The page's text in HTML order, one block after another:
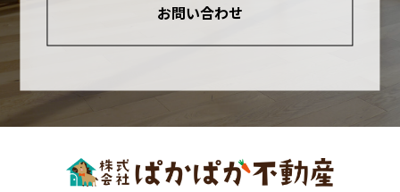
お問い合わせ